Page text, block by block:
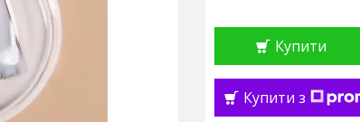
Купити
Купити з